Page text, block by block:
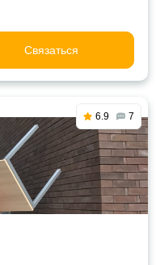
Связаться
6.9 7